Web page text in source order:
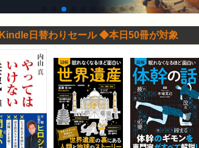
Kindle日替わりセール ◆本日50冊が対象